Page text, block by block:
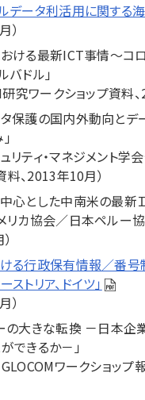
データ利活用に関する
）
ける最新ICT事情～コロ
バドル」
研究ワークショップ資料
タ保護の国内外動向と
リティ・マネジメント
、2013年10月）
心とした中南米の最新Ｉ
メリカ協会／日本ペルー
ける行政保有情報／番
ストリア、ドイツ」
）
の大きな転換 －日本企
できるか－」
GLOCOMワークショップ